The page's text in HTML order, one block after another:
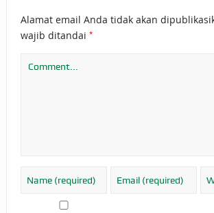
Alamat email Anda tidak akan
wajib ditandai *